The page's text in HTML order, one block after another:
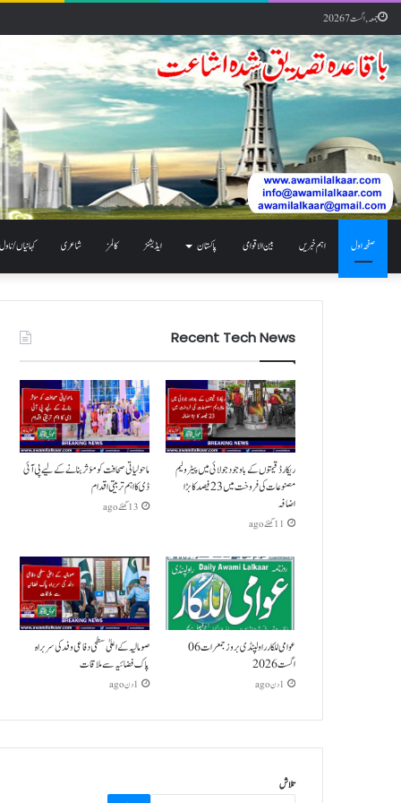
جمعہ, اگست 7 2026
صفحہ اول اہم خبریں بین الاقوامی پاکستان ایڈیشنز کالمز شاعری کہانیاں / ناول
Recent Tech News
ریکارڈ قیمتوں کے باوجود جولائی میں پیٹرولیم
مصنوعات کی فروخت میں 23 فیصد کا بڑا
اضافہ
11 گھنٹے ago
ماحولیاتی صحافت کو مؤثر بنانے کے لیے پی آئی
ڈی کا اہم تربیتی اقدام
13 گھنٹے ago
عوامی للکار راولپنڈی بروز جمعرات 06
اگست 2026
1 دن ago
صومالیہ کے اعلیٰ سطحی دفاعی وفد کی سربراہ
پاک فضائیہ سے ملاقات
1 دن ago
تلاش